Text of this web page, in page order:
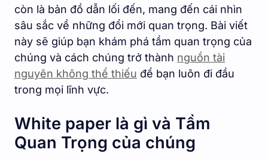
còn là bản đồ dẫn lối đến, mang đến cái nhìn
sâu sắc về những đổi mới quan trọng. Bài viết
này sẽ giúp bạn khám phá tầm quan trọng của
chúng và cách chúng trở thành nguồn tài
nguyên không thể thiếu để bạn luôn đi đầu
trong mọi lĩnh vực.
White paper là gì và Tầm
Quan Trọng của chúng